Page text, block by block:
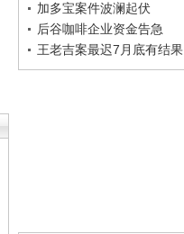
加多宝案件波澜起伏
后谷咖啡企业资金告急
王老吉案最迟7月底有结果